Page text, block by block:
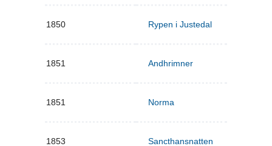
1850 Rypen i Justedal
1851 Andhrimner
1851 Norma
1853 Sancthansnatten